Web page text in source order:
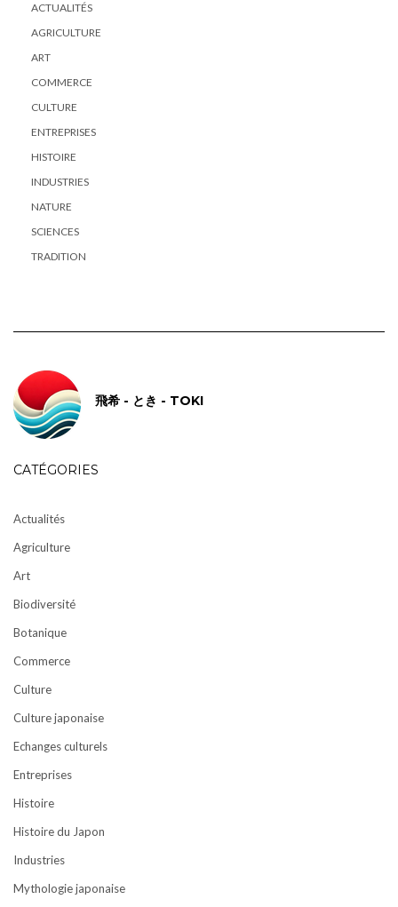
ACTUALITÉS
AGRICULTURE
ART
COMMERCE
CULTURE
ENTREPRISES
HISTOIRE
INDUSTRIES
NATURE
SCIENCES
TRADITION
飛希 - とき - TOKI
CATÉGORIES
Actualités
Agriculture
Art
Biodiversité
Botanique
Commerce
Culture
Culture japonaise
Echanges culturels
Entreprises
Histoire
Histoire du Japon
Industries
Mythologie japonaise